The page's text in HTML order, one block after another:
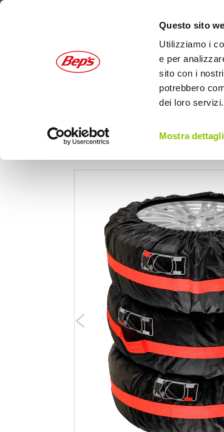
Questo sito
Utilizziamo i
e per
sito con i
potrebbero
dei loro servizi.
Mostra dettagli